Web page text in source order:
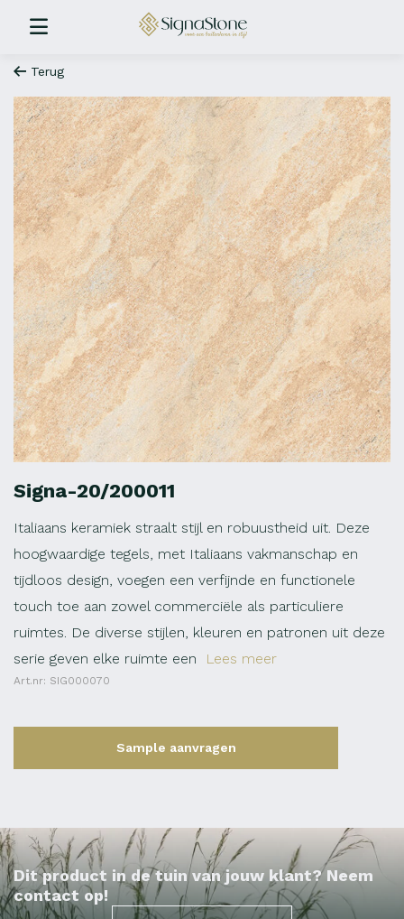
Terug
Signa-20/200011
Italiaans keramiek straalt stijl en robuustheid uit. Deze
hoogwaardige tegels, met Italiaans vakmanschap en
tijdloos design, voegen een verfijnde en functionele
touch toe aan zowel commerciële als particuliere
ruimtes. De diverse stijlen, kleuren en patronen uit deze
serie geven elke ruimte een
Lees meer
Art.nr: SIG000070
Sample aanvragen
Dit product in de tuin van jouw klant? Neem
contact op!